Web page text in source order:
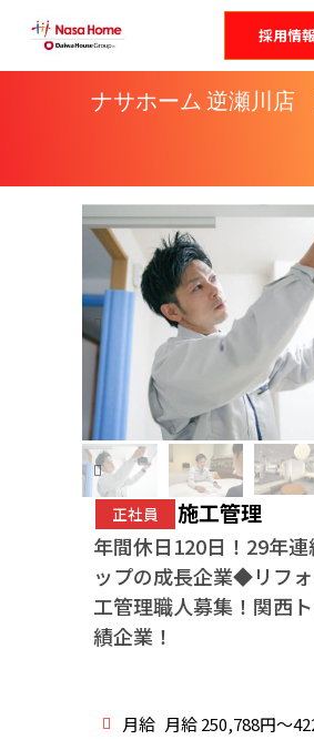
を
プ
採用情
ナサホーム 逆瀬川店
正社員 施工管理
年間休日120日！29年
ップの成長企業◆リフ
工管理職人募集！関西
績企業！
月給 月給 250,788円～